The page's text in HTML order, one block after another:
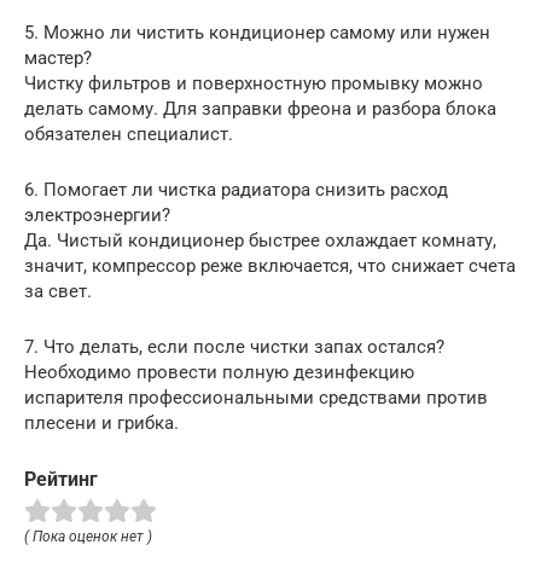
5. Можно ли чистить кондиционер самому или нужен
мастер?
Чистку фильтров и поверхностную промывку можно
делать самому. Для заправки фреона и разбора блока
обязателен специалист.
6. Помогает ли чистка радиатора снизить расход
электроэнергии?
Да. Чистый кондиционер быстрее охлаждает комнату,
значит, компрессор реже включается, что снижает счета
за свет.
7. Что делать, если после чистки запах остался?
Необходимо провести полную дезинфекцию
испарителя профессиональными средствами против
плесени и грибка.
Рейтинг
( Пока оценок нет )